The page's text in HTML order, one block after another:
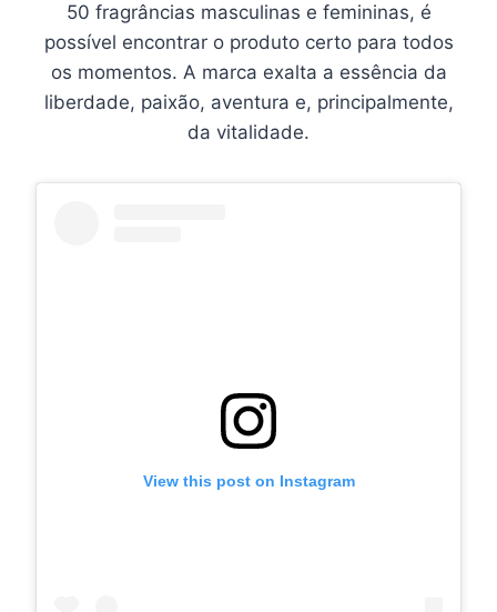
50 fragrâncias masculinas e femininas, é
possível encontrar o produto certo para todos
os momentos. A marca exalta a essência da
liberdade, paixão, aventura e, principalmente,
da vitalidade.
View this post on Instagram